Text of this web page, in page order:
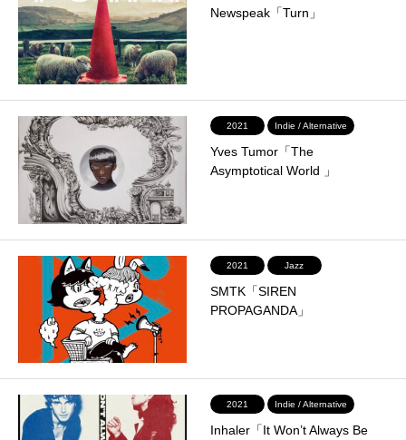
Newspeak「Turn」
2021 Indie / Alternative
Yves Tumor「The
Asymptotical World 」
2021 Jazz
SMTK「SIREN
PROPAGANDA」
2021 Indie / Alternative
Inhaler「It Won’t Always Be